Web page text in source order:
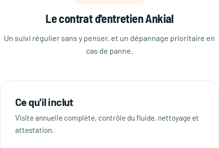
Le contrat d'entretien Ankial
Un suivi régulier sans y penser, et un dépannage prioritaire en
cas de panne.
Ce qu'il inclut
Visite annuelle complète, contrôle du fluide, nettoyage et
attestation.